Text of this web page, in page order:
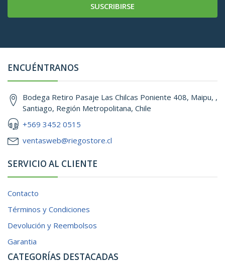
SUSCRIBIRSE
ENCUÉNTRANOS
Bodega Retiro Pasaje Las Chilcas Poniente 408, Maipu, ,
Santiago, Región Metropolitana, Chile
+569 3452 0515
ventasweb@riegostore.cl
SERVICIO AL CLIENTE
Contacto
Términos y Condiciones
Devolución y Reembolsos
Garantia
CATEGORÍAS DESTACADAS